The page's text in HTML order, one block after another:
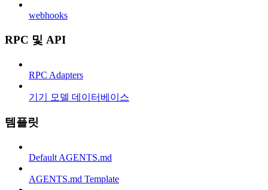
webhooks
RPC 및 API
RPC Adapters
기기 모델 데이터베이스
템플릿
Default AGENTS.md
AGENTS.md Template